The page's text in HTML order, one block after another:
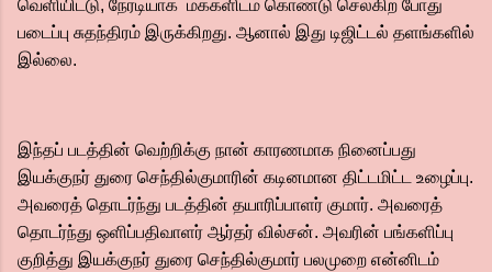
வெளியிட்டு, நேரடியாக மக்களிடம் கொண்டு செல்கிற போது
படைப்பு சுதந்திரம் இருக்கிறது. ஆனால் இது டிஜிட்டல் தளங்களில்
இல்லை.
இந்தப் படத்தின் வெற்றிக்கு நான் காரணமாக நினைப்பது
இயக்குநர் துரை செந்தில்குமாரின் கடினமான திட்டமிட்ட உழைப்பு.‌
அவரைத் தொடர்ந்து படத்தின் தயாரிப்பாளர் குமார். அவரைத்
தொடர்ந்து ஒளிப்பதிவாளர் ஆர்தர் வில்சன். அவரின் பங்களிப்பு
குறித்து இயக்குநர் துரை செந்தில்குமார் பலமுறை என்னிடம்